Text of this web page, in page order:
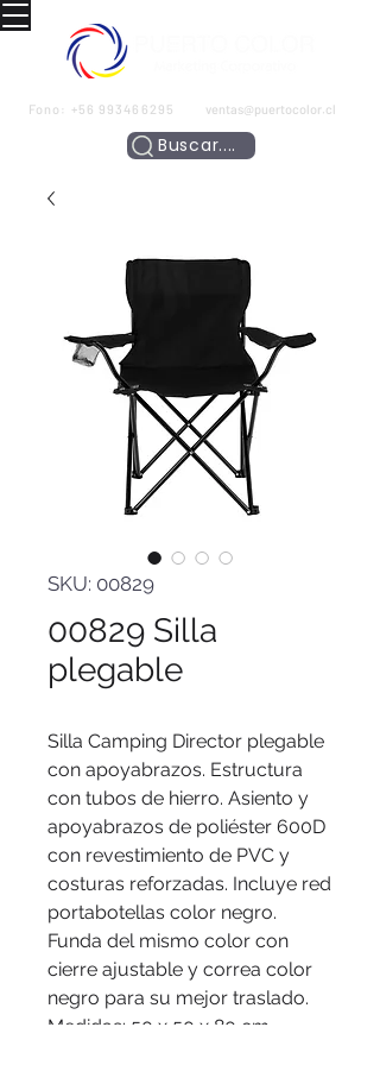
Fono: +56 993466295 ventas@puertocolor.cl
Buscar....
SKU: 00829
00829 Silla
plegable
Silla Camping Director plegable
con apoyabrazos. Estructura
con tubos de hierro. Asiento y
apoyabrazos de poliéster 600D
con revestimiento de PVC y
costuras reforzadas. Incluye red
portabotellas color negro.
Funda del mismo color con
cierre ajustable y correa color
negro para su mejor traslado.
Medidas: 50 x 50 x 80 cm.